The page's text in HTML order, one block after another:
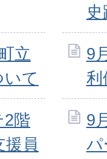
立
いて
9
利
2階
員
9
パ